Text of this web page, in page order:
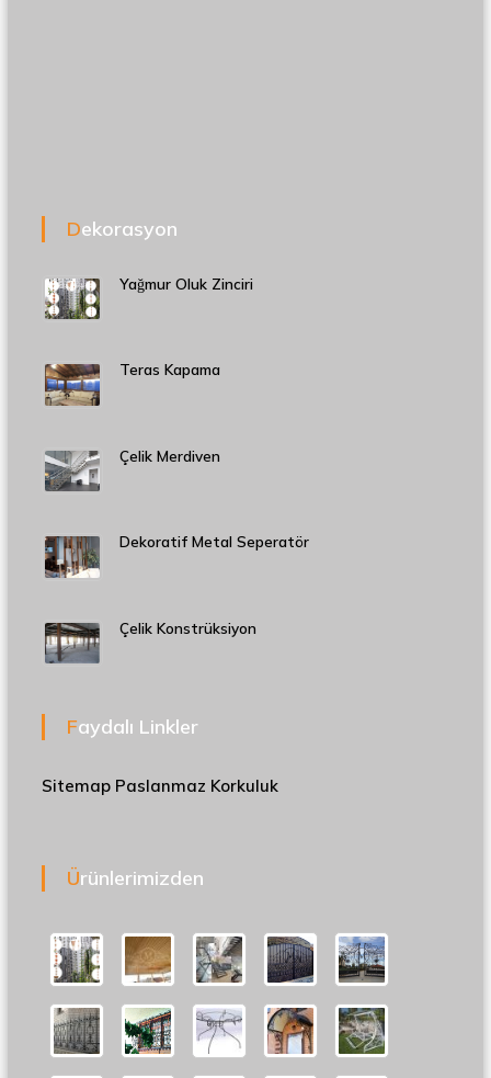
Dekorasyon
Yağmur Oluk Zinciri
Teras Kapama
Çelik Merdiven
Dekoratif Metal Seperatör
Çelik Konstrüksiyon
Faydalı Linkler
Sitemap Paslanmaz Korkuluk
Ürünlerimizden